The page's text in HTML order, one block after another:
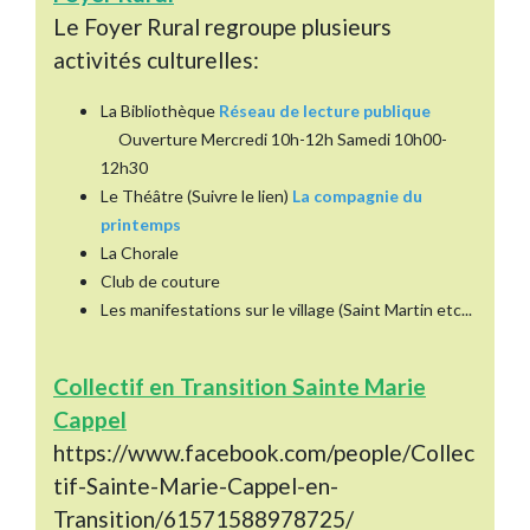
Le Foyer Rural regroupe plusieurs
activités culturelles:
La Bibliothèque Réseau de lecture publique
Ouverture Mercredi 10h-12h Samedi 10h00-
12h30
Le Théâtre (Suivre le lien) La compagnie du
printemps
La Chorale
Club de couture
Les manifestations sur le village (Saint Martin etc...
Collectif en Transition Sainte Marie
Cappel
https://www.facebook.com/people/Collec
tif-Sainte-Marie-Cappel-en-
Transition/61571588978725/